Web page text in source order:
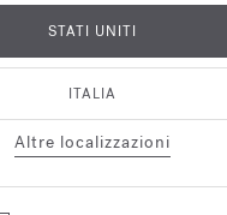
STATI UNITI
ITALIA
Altre localizzazioni
540
Legnoso